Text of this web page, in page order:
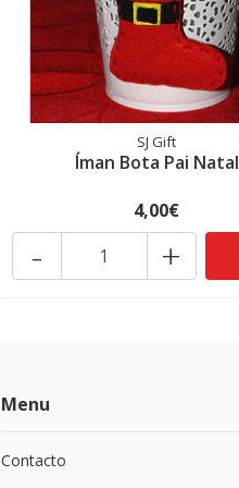
SJ Gift
Íman Bota Pai Natal
4,00€
+
-
Menu
Contacto